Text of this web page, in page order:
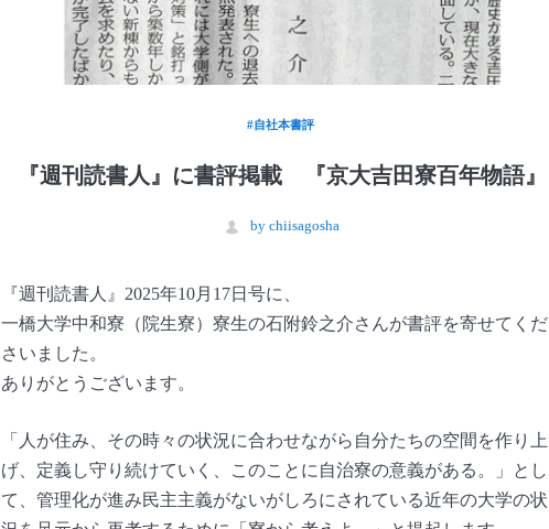
#自社本書評
『週刊読書人』に書評掲載 『京大吉田寮百年物語』
by chiisagosha
『週刊読書人』2025年10月17日号に、
一橋大学中和寮（院生寮）寮生の石附鈴之介さんが書評を寄せてくだ
さいました。
ありがとうございます。
「人が住み、その時々の状況に合わせながら自分たちの空間を作り上
げ、定義し守り続けていく、このことに自治寮の意義がある。」とし
て、管理化が進み民主主義がないがしろにされている近年の大学の状